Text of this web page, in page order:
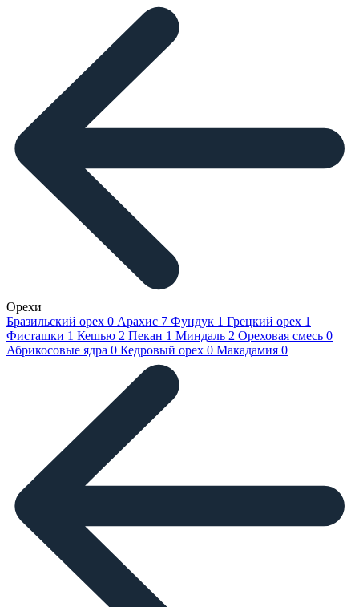
Орехи
Бразильский орех 0 Арахис 7 Фундук 1 Грецкий орех 1
Фисташки 1 Кешью 2 Пекан 1 Миндаль 2 Ореховая смесь 0
Абрикосовые ядра 0 Кедровый орех 0 Макадамия 0